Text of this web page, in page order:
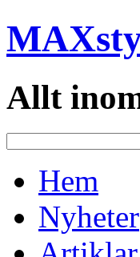
Allt
Hem
Nyheter